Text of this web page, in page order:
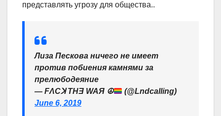
представлять угрозу для общества..
Лиза Пескова ничего не имеет
против побиения камнями за
прелюбодеяние
— FΛCꓘ THƎ WAЯ ☮️
(@Lndcalling)
June 6, 2019